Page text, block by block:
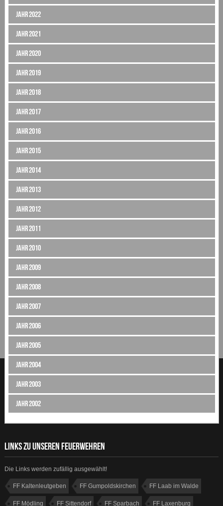
Jahr 2022
Jahr 2021
Jahr 2020
Jahr 2019
Jahr 2018
Jahr 2017
Jahr 2016
Jahr 2015
Jahr 2014
Jahr 2013
Jahr 2012
Jahr 2011
Jahr 2010
Jahr 2009
Jahr 2008
Jahr 2007
Jahr 2006
Jahr 2005
Jahr 2004
Jahr 2003
Jahr 2002
LINKS ZU UNSEREN FEUERWEHREN
Die Links werden zufällig ausgewählt!
FF Kaltenleutgeben FF Gumpoldskirchen FF Laab im Walde
FF Mödling FF Sittendorf FF Sparbach FF Laxenburg